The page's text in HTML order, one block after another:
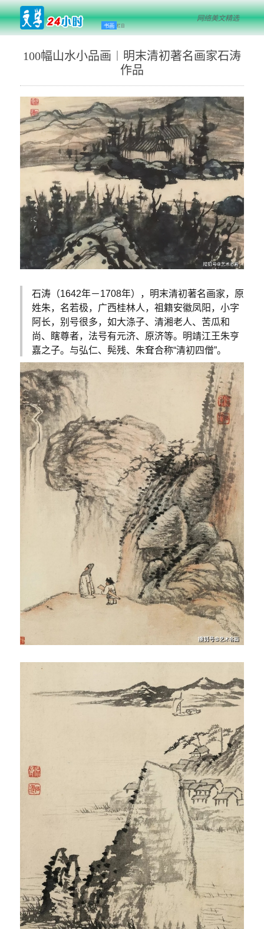
书画 栏目
网络美文精选
100幅山水小品画︱明末清初著名画家石涛
作品
石涛（1642年－1708年），明末清初著名画家，原
姓朱，名若极，广西桂林人，祖籍安徽凤阳，小字
阿长，别号很多，如大涤子、清湘老人、苦瓜和
尚、瞎尊者，法号有元济、原济等。明靖江王朱亨
嘉之子。与弘仁、髡残、朱耷合称“清初四僧”。